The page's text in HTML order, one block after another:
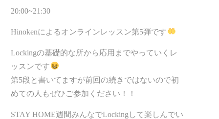
20:00~21:30
Hinokenによるオンラインレッスン第5弾です
Lockingの基礎的な所から応用までやっていくレ
ッスンです
第5段と書いてますが前回の続きではないので初
めての人もぜひご参加ください！！
STAY HOME週間みんなでLockingして楽しんでい